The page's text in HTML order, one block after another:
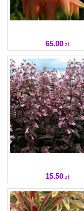
65.00 zł
15.50 zł